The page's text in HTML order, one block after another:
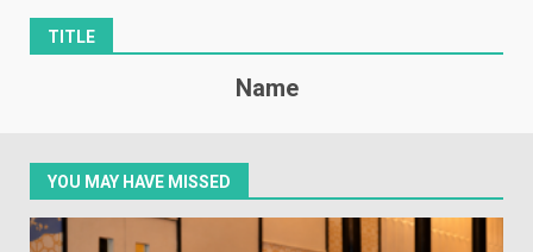
TITLE
Name
YOU MAY HAVE MISSED